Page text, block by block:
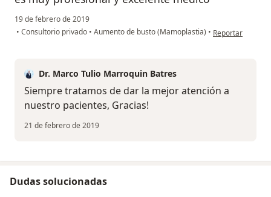
19 de febrero de 2019
• Consultorio privado • Aumento de busto (Mamoplastia) • en opinión del
Reportar
Dr. Marco Tulio Marroquin Batres
Siempre tratamos de dar la mejor atención a
nuestro pacientes, Gracias!
21 de febrero de 2019
Dudas solucionadas